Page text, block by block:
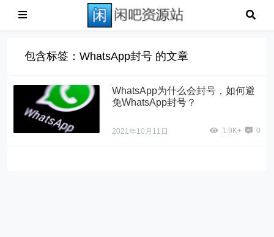
包含标签：WhatsApp封号 的文章
WhatsApp为什么会封号，如何避
免WhatsApp封号？
2021年10月11日 1.9K+ 0